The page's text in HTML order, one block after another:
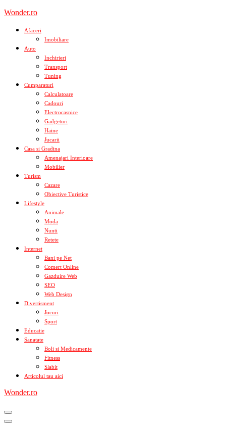
Skip
content
Wonder.ro
Afaceri
Imobiliare
Auto
Inchirieri
Transport
Tuning
Cumparaturi
Calculatoare
Cadouri
Electrocasnice
Gadgeturi
Haine
Jucarii
Casa si Gradina
Amenajari Interioare
Mobilier
Turism
Cazare
Obiective Turistice
Lifestyle
Animale
Moda
Nunti
Retete
Internet
Bani pe Net
Comert Online
Gazduire Web
SEO
Web Design
Divertisment
Jocuri
Sport
Educatie
Sanatate
Boli si Medicamente
Fitness
Slabit
Articolul tau aici
Wonder.ro